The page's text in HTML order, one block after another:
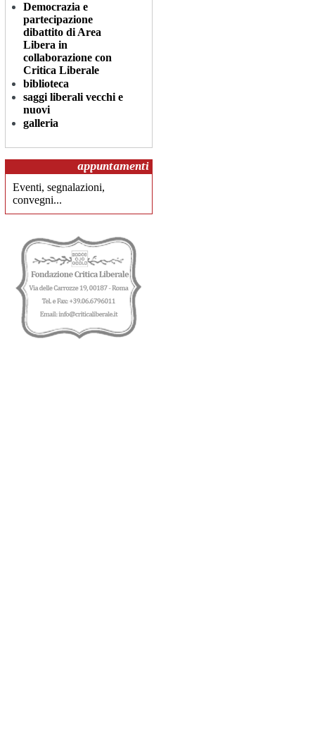
Democrazia e
partecipazione
dibattito di Area
Libera in
collaborazione con
Critica Liberale
biblioteca
saggi liberali vecchi e
nuovi
galleria
appuntamenti
Eventi, segnalazioni,
convegni...